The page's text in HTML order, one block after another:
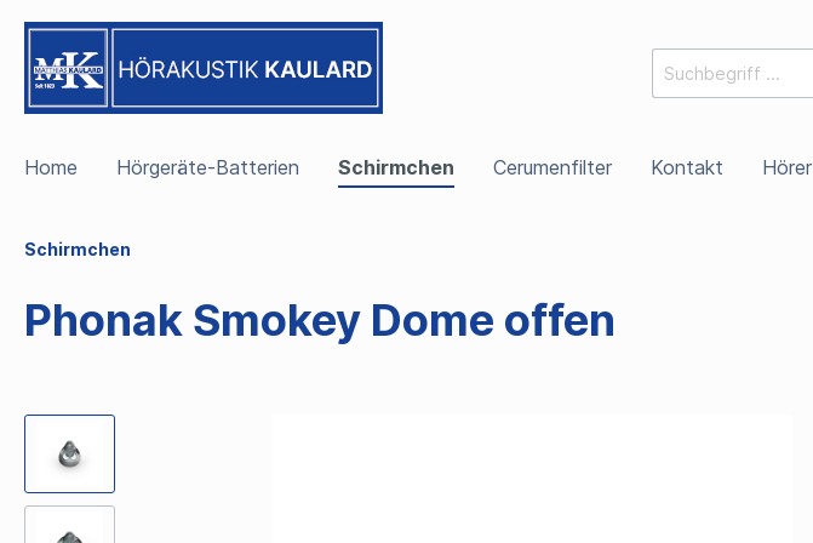
Home Hörgeräte-Batterien Schirmchen Cerumenfilter Kontakt Hörer
Schirmchen
Phonak Smokey Dome offen